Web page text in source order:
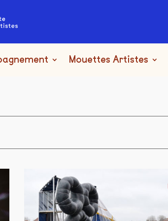
Mouettes Artistes